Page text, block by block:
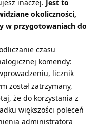
inaczej. Jest to
okoliczności,
w przygotowaniach do
czasu
komendy:
licznik
został zatrzymany,
że do korzystania z
większości poleceń
administratora